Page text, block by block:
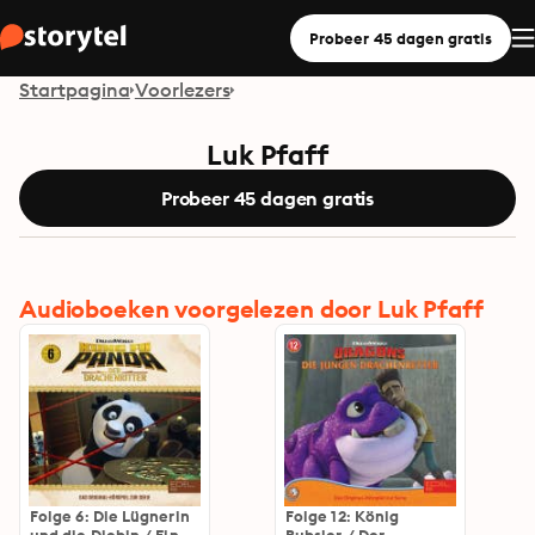
Probeer 45 dagen gratis
Startpagina Voorlezers
Luk Pfaff
Probeer 45 dagen gratis
Audioboeken voorgelezen door Luk Pfaff
Folge 6: Die Lügnerin
Folge 12: König